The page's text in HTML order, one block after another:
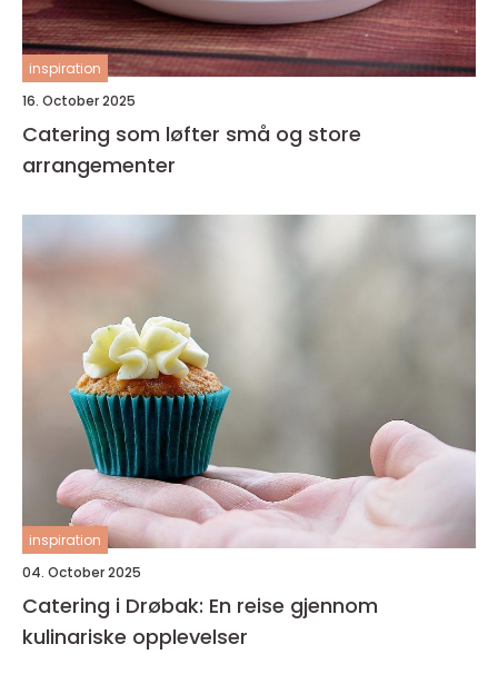
inspiration
16. October 2025
Catering som løfter små og store
arrangementer
inspiration
04. October 2025
Catering i Drøbak: En reise gjennom
kulinariske opplevelser